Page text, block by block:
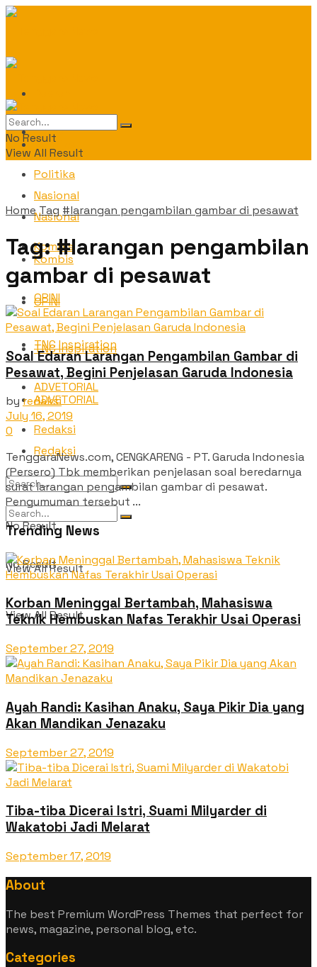
Politika
Nasional
Kombis
OPINI
TNC Inspiration
ADVETORIAL
Redaksi
No Result
View All Result
Daerah
Politika
Nasional
Kombis
OPINI
TNC Inspiration
ADVETORIAL
Redaksi
No Result
View All Result
No Result
View All Result
HomeTag #larangan pengambilan gambar di pesawat
Tag:#larangan pengambilan
gambar di pesawat
Soal Edaran Larangan Pengambilan Gambar di
Pesawat, Begini Penjelasan Garuda Indonesia
by redaksi
July 16, 2019
0
TenggaraNews.com, CENGKARENG - PT. Garuda Indonesia
(Persero) Tbk memberikan penjelasan soal beredarnya
surat larangan pengambilan gambar di pesawat.
Pengumuman tersebut ...
Trending News
Korban Meninggal Bertambah, Mahasiswa
Teknik Hembuskan Nafas Terakhir Usai Operasi
September 27, 2019
Ayah Randi: Kasihan Anaku, Saya Pikir Dia yang
Akan Mandikan Jenazaku
September 27, 2019
Tiba-tiba Dicerai Istri, Suami Milyarder di
Wakatobi Jadi Melarat
September 17, 2019
About
The best Premium WordPress Themes that perfect for
news, magazine, personal blog, etc.
Categories